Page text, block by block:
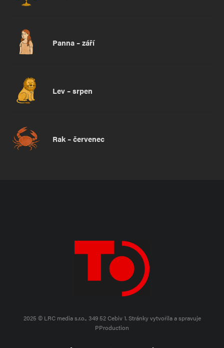
Panna – září
Lev – srpen
Rak – červenec
2025 © LRC media s.r.o., 349 52 Cebiv 1.Stránky vytvořila a spravuje
PProduction